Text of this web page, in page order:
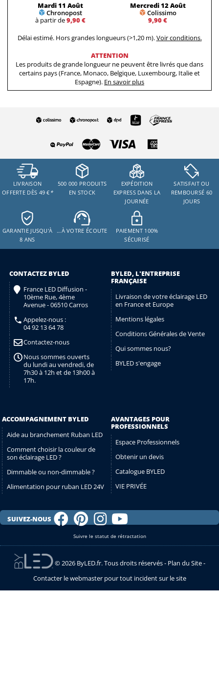
Mardi 11 Août
Chronopost
à partir de9,90 €
Mercredi 12 Août
Colissimo
9,90 €
Délai estimé. Hors grandes longueurs (>1,20 m).Voir conditions.
ATTENTION
Les produits de grande longueur ne peuvent être livrés que dans
certains pays (France, Monaco, Belgique, Luxembourg, Italie et
Espagne). En savoir plus
LIVRAISON
OFFERTE DÈS 49 € *
500 000 PRODUITS
EN STOCK
EXPÉDITION
EXPRESS DANS LA
JOURNÉE
SATISFAIT OU
REMBOURSÉ 60
JOURS
GARANTIE JUSQU'À
8 ANS
…À VOTRE ÉCOUTE
PAIEMENT 100%
SÉCURISÉ
CONTACTEZ BYLED
France LED Diffusion -
10ème Rue, 4ème
Avenue - 06510 Carros
Appelez-nous :
04 92 13 64 78
Contactez-nous
Nous sommes ouverts
du lundi au vendredi, de
7h30 à 12h et de 13h00 à
17h.
BYLED, L'ENTREPRISE
FRANÇAISE
Livraison de votre éclairage LED
en France et Europe
Mentions légales
Conditions Générales de Vente
Qui sommes nous?
BYLED s'engage
ACCOMPAGNEMENT BYLED
Aide au branchement Ruban LED
Comment choisir la couleur de
son éclairage LED ?
Dimmable ou non-dimmable ?
Alimentation pour ruban LED 24V
AVANTAGES POUR
PROFESSIONNELS
Espace Professionnels
Obtenir un devis
Catalogue BYLED
VIE PRIVÉE
SUIVEZ-NOUS
Suivre le statut de rétractation
© 2026 ByLED.fr. Tous droits réservés - Plan du Site-
Contacter le webmaster pour tout incident sur le site